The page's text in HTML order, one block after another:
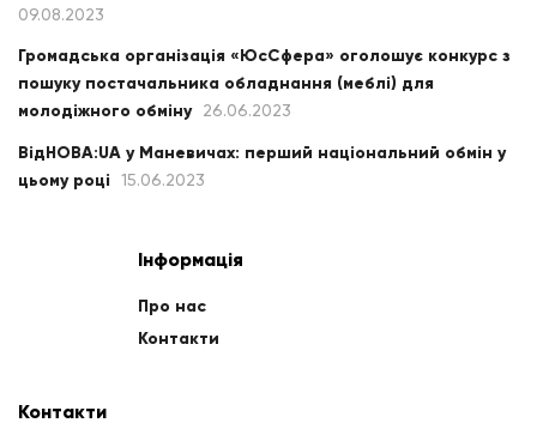
09.08.2023
Громадська організація «ЮсСфера» оголошує конкурс з
пошуку постачальника обладнання (меблі) для
молодіжного обміну
26.06.2023
ВідНОВА:UA у Маневичах: перший національний обмін у
цьому році
15.06.2023
Інформація
Про нас
Контакти
Контакти